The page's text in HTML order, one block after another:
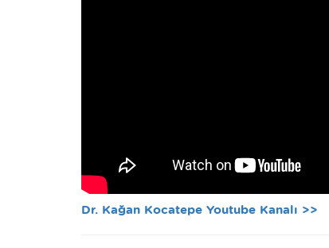
Dr. Kağan Kocatepe Youtube Kanalı >>